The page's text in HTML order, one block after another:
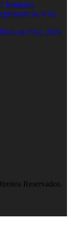
feminino
da VNL
da VNL 2026
Reservados.